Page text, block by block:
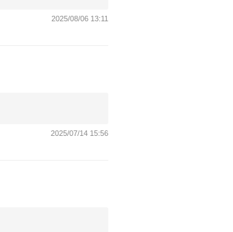
2025/08/06 13:11
2025/07/14 15:56